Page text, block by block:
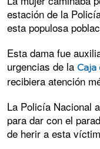
estación de la
esta populosa
Esta dama fue
urgencias de la Caja
recibiera atención
La Policía Nacional
para dar con el
de herir a esta